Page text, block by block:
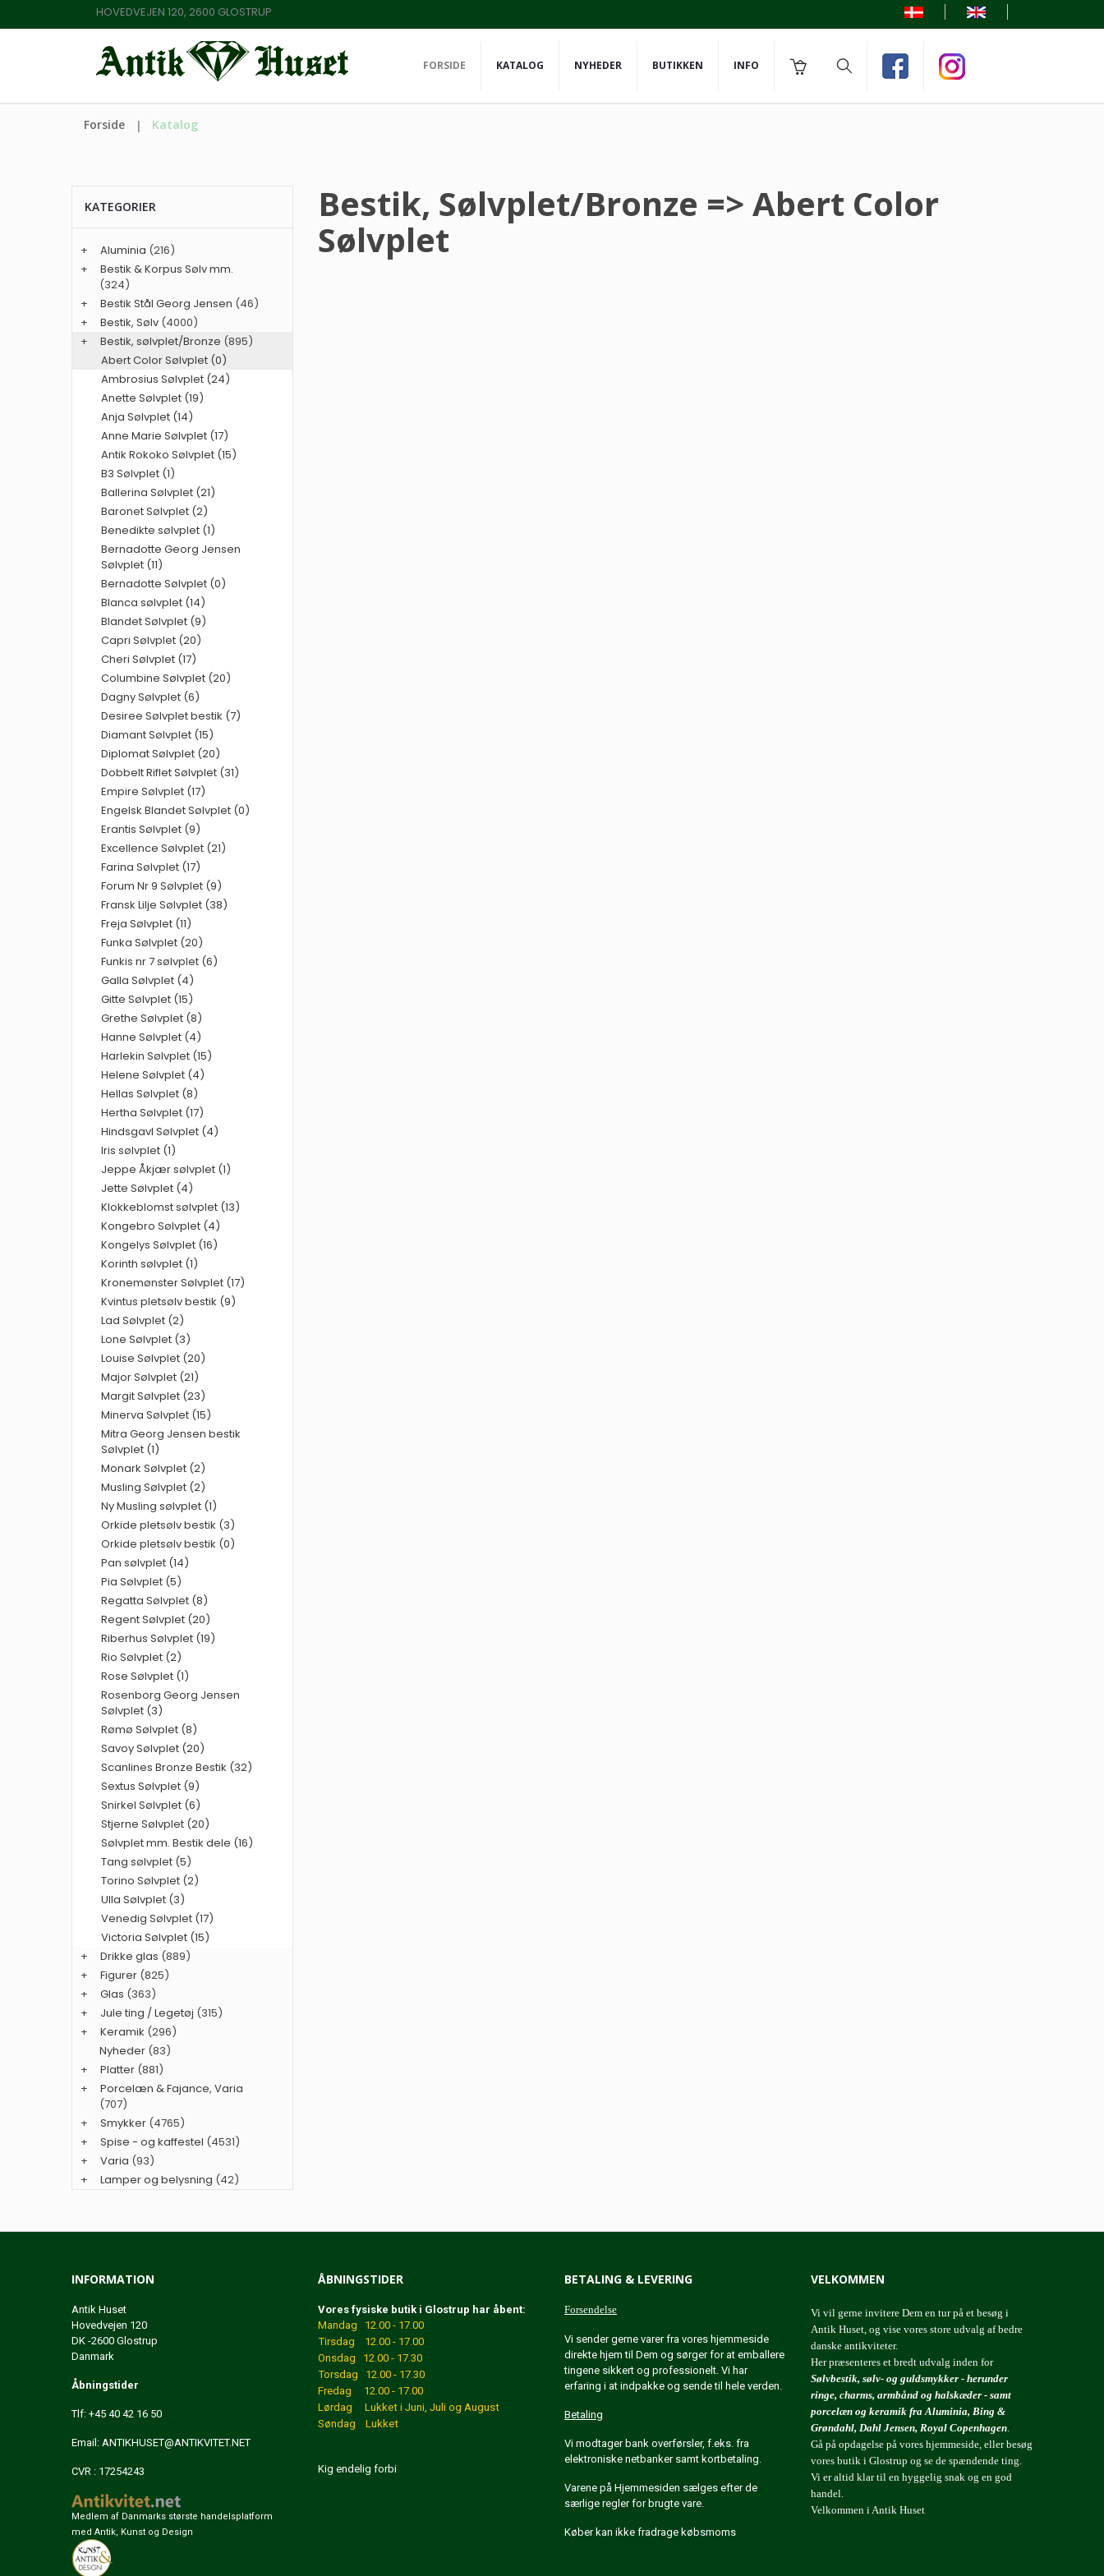
HOVEDVEJEN 120, 2600 GLOSTRUP
FORSIDE KATALOG NYHEDER BUTIKKEN INFO
Forside Katalog
Bestik, Sølvplet/Bronze => Abert Color
Sølvplet
KATEGORIER
+ Aluminia (216)
+
Bestik & Korpus Sølv mm.
(324)
+
Bestik Stål Georg Jensen (46)
+
Bestik, Sølv (4000)
+
Bestik, sølvplet/Bronze (895)
Abert Color Sølvplet (0)
Ambrosius Sølvplet (24)
Anette Sølvplet (19)
Anja Sølvplet (14)
Anne Marie Sølvplet (17)
Antik Rokoko Sølvplet (15)
B3 Sølvplet (1)
Ballerina Sølvplet (21)
Baronet Sølvplet (2)
Benedikte sølvplet (1)
Bernadotte Georg Jensen
Sølvplet (11)
Bernadotte Sølvplet (0)
Blanca sølvplet (14)
Blandet Sølvplet (9)
Capri Sølvplet (20)
Cheri Sølvplet (17)
Columbine Sølvplet (20)
Dagny Sølvplet (6)
Desiree Sølvplet bestik (7)
Diamant Sølvplet (15)
Diplomat Sølvplet (20)
Dobbelt Riflet Sølvplet (31)
Empire Sølvplet (17)
Engelsk Blandet Sølvplet (0)
Erantis Sølvplet (9)
Excellence Sølvplet (21)
Farina Sølvplet (17)
Forum Nr 9 Sølvplet (9)
Fransk Lilje Sølvplet (38)
Freja Sølvplet (11)
Funka Sølvplet (20)
Funkis nr 7 sølvplet (6)
Galla Sølvplet (4)
Gitte Sølvplet (15)
Grethe Sølvplet (8)
Hanne Sølvplet (4)
Harlekin Sølvplet (15)
Helene Sølvplet (4)
Hellas Sølvplet (8)
Hertha Sølvplet (17)
Hindsgavl Sølvplet (4)
Iris sølvplet (1)
Jeppe Åkjær sølvplet (1)
Jette Sølvplet (4)
Klokkeblomst sølvplet (13)
Kongebro Sølvplet (4)
Kongelys Sølvplet (16)
Korinth sølvplet (1)
Kronemønster Sølvplet (17)
Kvintus pletsølv bestik (9)
Lad Sølvplet (2)
Lone Sølvplet (3)
Louise Sølvplet (20)
Major Sølvplet (21)
Margit Sølvplet (23)
Minerva Sølvplet (15)
Mitra Georg Jensen bestik
Sølvplet (1)
Monark Sølvplet (2)
Musling Sølvplet (2)
Ny Musling sølvplet (1)
Orkide pletsølv bestik (3)
Orkide pletsølv bestik (0)
Pan sølvplet (14)
Pia Sølvplet (5)
Regatta Sølvplet (8)
Regent Sølvplet (20)
Riberhus Sølvplet (19)
Rio Sølvplet (2)
Rose Sølvplet (1)
Rosenborg Georg Jensen
Sølvplet (3)
Rømø Sølvplet (8)
Savoy Sølvplet (20)
Scanlines Bronze Bestik (32)
Sextus Sølvplet (9)
Snirkel Sølvplet (6)
Stjerne Sølvplet (20)
Sølvplet mm. Bestik dele (16)
Tang sølvplet (5)
Torino Sølvplet (2)
Ulla Sølvplet (3)
Venedig Sølvplet (17)
Victoria Sølvplet (15)
+
Drikke glas (889)
+
Figurer (825)
+
Glas (363)
+
Jule ting / Legetøj (315)
+
Keramik (296)
Nyheder (83)
+
Platter (881)
+
Porcelæn & Fajance, Varia
(707)
+
Smykker (4765)
+
Spise - og kaffestel (4531)
+
Varia (93)
+
Lamper og belysning (42)
INFORMATION
Antik Huset
Hovedvejen 120
DK -2600 Glostrup
Danmark
Åbningstider
Tlf: +45 40 42 16 50
Email: ANTIKHUSET@ANTIKVITET.NET
CVR : 17254243
Medlem af Danmarks største handelsplatform
med Antik, Kunst og Design
ÅBNINGSTIDER
Vores fysiske butik i Glostrup har åbent:
Mandag 12.00 - 17.00
Tirsdag 12.00 - 17.00
Onsdag 12.00 - 17.30
Torsdag 12.00 - 17.30
Fredag 12.00 - 17.00
Lørdag Lukket i Juni, Juli og August
Søndag Lukket
Kig endelig forbi
BETALING & LEVERING
Forsendelse
Vi sender gerne varer fra vores hjemmeside
direkte hjem til Dem og sørger for at emballere
tingene sikkert og professionelt. Vi har
erfaring i at indpakke og sende til hele verden.
Betaling
Vi modtager bank overførsler, f.eks. fra
elektroniske netbanker samt kortbetaling.
Varene på Hjemmesiden sælges efter de
særlige regler for brugte vare.
Køber kan ikke fradrage købsmoms
VELKOMMEN
Vi vil gerne invitere Dem en tur på et besøg i
Antik Huset, og vise vores store udvalg af bedre
danske antikviteter.
Her præsenteres et bredt udvalg inden for
Sølvbestik, sølv- og guldsmykker - herunder
ringe, charms, armbånd og halskæder - samt
porcelæn og keramik fra Aluminia, Bing &
Grøndahl, Dahl Jensen, Royal Copenhagen.
Gå på opdagelse på vores hjemmeside, eller besøg
vores butik i Glostrup og se de spændende ting.
Vi er altid klar til en hyggelig snak og en god
handel.
Velkommen i Antik Huset